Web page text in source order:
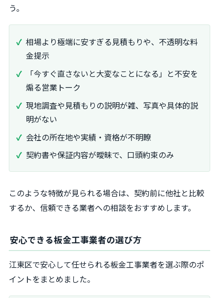
う。
相場より極端に安すぎる見積もりや、不透明な料
金提示
「今すぐ直さないと大変なことになる」と不安を
煽る営業トーク
現地調査や見積もりの説明が雑、写真や具体的説
明がない
会社の所在地や実績・資格が不明瞭
契約書や保証内容が曖昧で、口頭約束のみ
このような特徴が見られる場合は、契約前に他社と比較
するか、信頼できる業者への相談をおすすめします。
安心できる板金工事業者の選び方
江東区で安心して任せられる板金工事業者を選ぶ際のポ
イントをまとめました。